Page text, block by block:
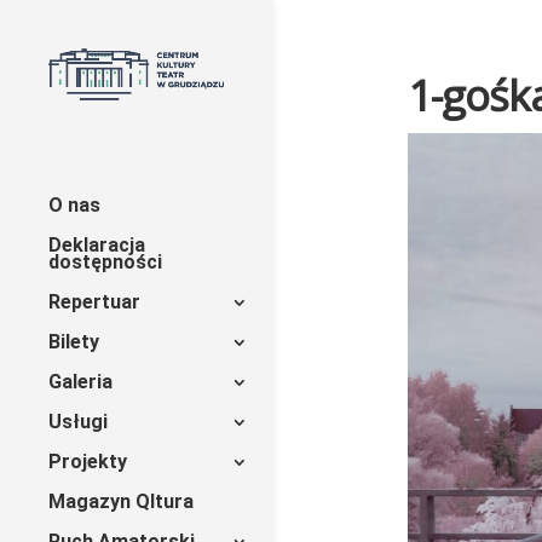
O nas
Deklaracja
dostępności
Repertuar
Bilety
Galeria
Usługi
Projekty
Magazyn Qltura
1-